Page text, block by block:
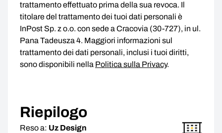
trattamento effettuato prima della sua revoca. Il
titolare del trattamento dei tuoi dati personali è
InPost Sp. z o.o. con sede a Cracovia (30-727), in ul.
Pana Tadeusza 4. Maggiori informazioni sul
trattamento dei dati personali, inclusi i tuoi diritti,
sono disponibili nella Politica sulla Privacy.
Riepilogo
Reso a: Uz Design